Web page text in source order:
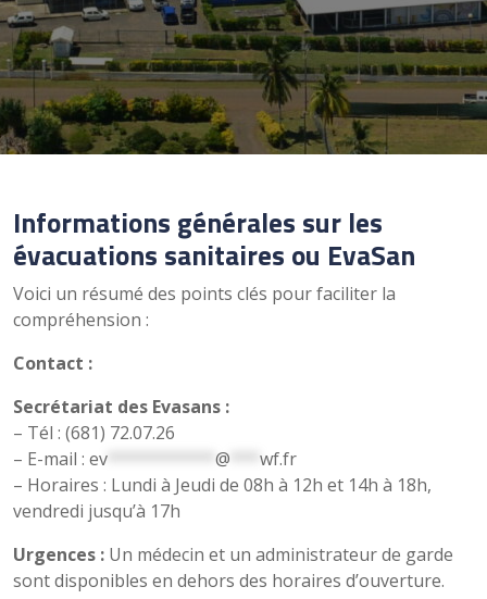
Informations générales sur les
évacuations sanitaires ou EvaSan
Voici un résumé des points clés pour faciliter la
compréhension :
Contact :
Secrétariat des Evasans :
– Tél : (681) 72.07.26
– E-mail : ev @
wf.fr
– Horaires : Lundi à Jeudi de 08h à 12h et 14h à 18h,
vendredi jusqu’à 17h
Urgences : Un médecin et un administrateur de garde
sont disponibles en dehors des horaires d’ouverture.